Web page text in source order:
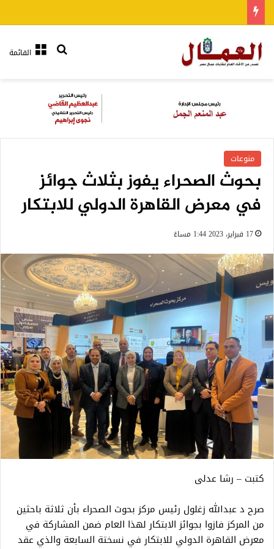
القائمةبحث عن
منوعات
بحوث الصحراء يفوز بثلاث جوائز
في معرض القاهرة الدولي للابتكار
17 فبراير، 2023 1:44 مساءً
كتبت – رشا عدلى
صرح د عبدالله زغلول رئيس مركز بحوث الصحراء بأن ثلاثة باحثين
من المركز فازوا بجوائز الابتكار لهذا العام ضمن المشاركة في
معرض القاهرة الدولي للابتكار في نسختة السابعة والذي عقد